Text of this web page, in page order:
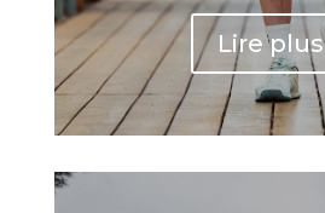
Lire plus